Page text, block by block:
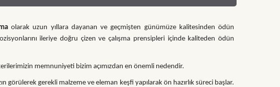
olarak uzun yıllara dayanan ve geçmişten günümüze kalitesinden ödün
ileriye doğru çizen ve çalışma prensipleri içinde kaliteden ödün
memnuniyeti bizim açımızdan en önemli nedendir.
görülerek gerekli malzeme ve eleman keşfi yapılarak ön hazırlık süreci başlar.